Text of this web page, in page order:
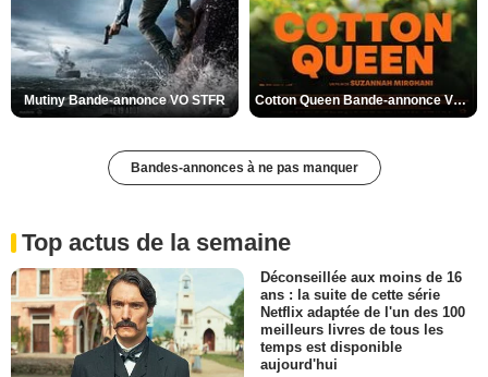
Mutiny Bande-annonce VO STFR Cotton Queen Bande-annonce VO STFR
Bandes-annonces à ne pas manquer
Top actus de la semaine
Déconseillée aux moins de 16
ans : la suite de cette série
Netflix adaptée de l'un des 100
meilleurs livres de tous les
temps est disponible
aujourd'hui